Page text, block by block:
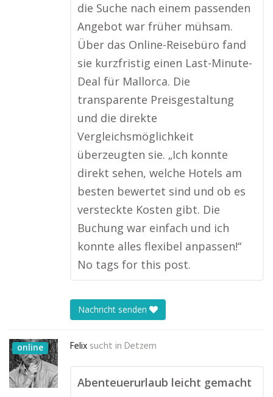
die Suche nach einem passenden
Angebot war früher mühsam.
Über das Online-Reisebüro fand
sie kurzfristig einen Last-Minute-
Deal für Mallorca. Die
transparente Preisgestaltung
und die direkte
Vergleichsmöglichkeit
überzeugten sie. „Ich konnte
direkt sehen, welche Hotels am
besten bewertet sind und ob es
versteckte Kosten gibt. Die
Buchung war einfach und ich
konnte alles flexibel anpassen!“
No tags for this post.
Nachricht senden
online Felix sucht in Detzem
Abenteuerurlaub leicht gemacht